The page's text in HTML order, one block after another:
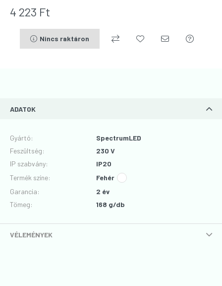
4 223 Ft
Nincs raktáron
ADATOK
Gyártó:
SpectrumLED
Feszültség:
230 V
IP szabvány:
IP20
Termék színe:
Fehér
Garancia:
2 év
Tömeg:
168 g/db
VÉLEMÉNYEK